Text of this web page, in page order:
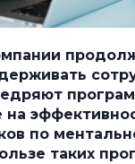
по
таких